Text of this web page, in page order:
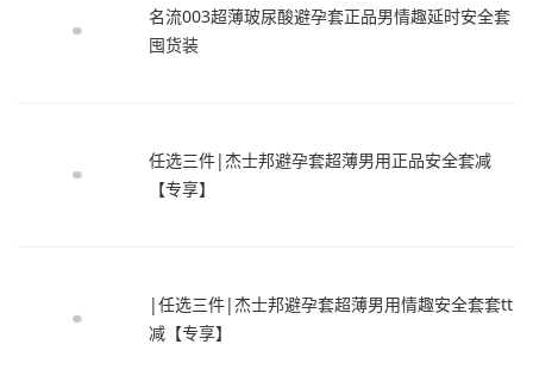
名流003超薄玻尿酸避孕套正品男情趣延时安全套
囤货装
任选三件|杰士邦避孕套超薄男用正品安全套减
【专享】
|任选三件|杰士邦避孕套超薄男用情趣安全套套tt
减【专享】